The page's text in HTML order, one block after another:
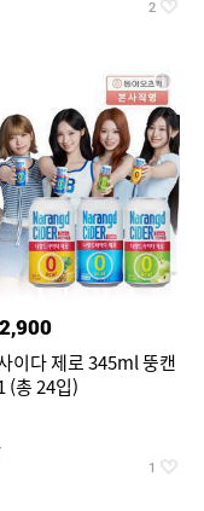
2
이다 제로 345ml 뚱캔
(총 24입)
1